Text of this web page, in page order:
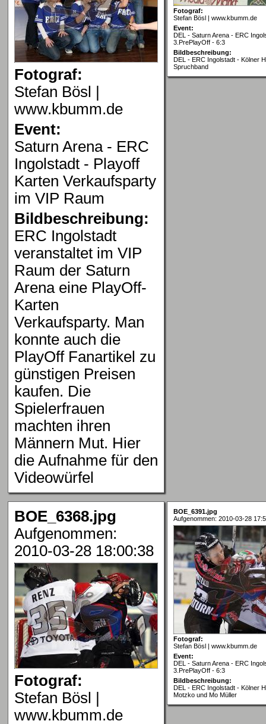
Fotograf:
Stefan Bösl |
www.kbumm.de
Event:
Saturn Arena - ERC
Ingolstadt - Playoff
Karten Verkaufsparty
im VIP Raum
Bildbeschreibung:
ERC Ingolstadt
veranstaltet im VIP
Raum der Saturn
Arena eine PlayOff-
Karten
Verkaufsparty. Man
konnte auch die
PlayOff Fanartikel zu
günstigen Preisen
kaufen. Die
Spielerfrauen
machten ihren
Männern Mut. Hier
die Aufnahme für den
Videowürfel
Fotograf:
Stefan Bösl | www.kbumm.de
Event:
DEL - Saturn Arena - ERC
3.PrePlayOff - 6:3
Bildbeschreibung:
DEL - ERC Ingolstadt - Kölner
Spruchband
BOE_6368.jpg
Aufgenommen:
2010-03-28 18:00:38
Fotograf:
Stefan Bösl |
www.kbumm.de
BOE_6391.jpg
Aufgenommen: 2010-03-28
Fotograf:
Stefan Bösl | www.kbumm.de
Event:
DEL - Saturn Arena - ERC
3.PrePlayOff - 6:3
Bildbeschreibung:
DEL - ERC Ingolstadt - Kölner
Motzko und Mo Müller